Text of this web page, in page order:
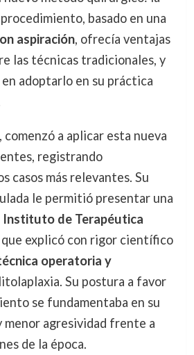
basado en una
aspiración, ofrecía ventajas
las técnicas tradicionales, y
adoptarlo en su práctica
a aplicar esta nueva
registrando
casos más relevantes. Su
le permitió presentar una
Instituto de Terapéutica
que explicó con rigor científico
operatoria y
Su postura a favor
se fundamentaba en su
menor agresividad frente a
de la época.